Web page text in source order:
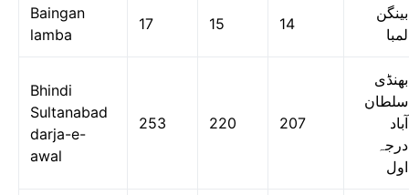
Baingan
lamba
17 15 14
بینگن
لمبا
Bhindi
Sultanabad
darja-e-
awal
253 220 207
بھنڈی
سلطان
آباد
درجہ
اول